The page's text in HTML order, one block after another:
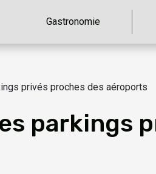
Gastronomie
privés proches des aéroports
parkings